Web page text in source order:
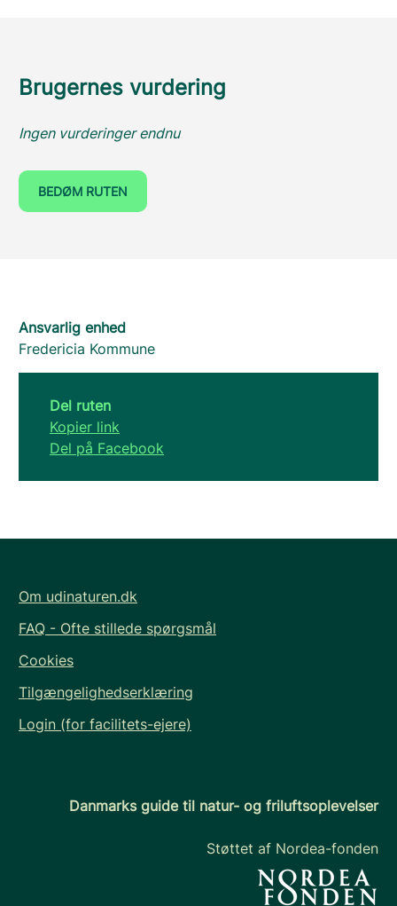
Brugernes vurdering
Ingen vurderinger endnu
BEDØM RUTEN
Ansvarlig enhed
Fredericia Kommune
Del ruten
Kopier link
Del på Facebook
Om udinaturen.dk
FAQ - Ofte stillede spørgsmål
Cookies
Tilgængelighedserklæring
Login (for facilitets-ejere)
Danmarks guide til natur- og friluftsoplevelser
Støttet af Nordea-fonden